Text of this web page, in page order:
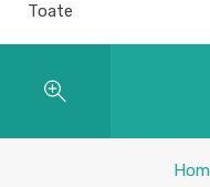
Toate